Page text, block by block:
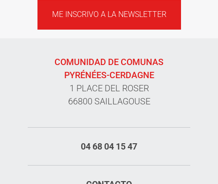
ME INSCRIVO A LA NEWSLETTER
COMUNIDAD DE COMUNAS
PYRÉNÉES-CERDAGNE
1 PLACE DEL ROSER
66800 SAILLAGOUSE
04 68 04 15 47